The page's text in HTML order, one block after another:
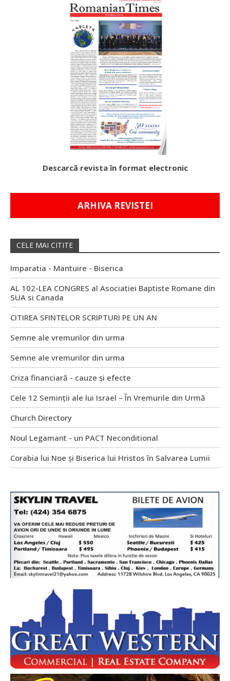
Descarcă revista în format electronic
ARHIVA REVISTEI
CELE MAI CITITE
Imparatia - Mantuire - Biserica
AL 102-LEA CONGRES al Asociatiei Baptiste Romane din
SUA si Canada
CITIREA SFINTELOR SCRIPTURI PE UN AN
Semne ale vremurilor din urma
Semne ale vremurilor din urma
Criza financiară - cauze și efecte
Cele 12 Seminții ale lui Israel – În Vremurile din Urmă
Church Directory
Noul Legamant - un PACT Neconditional
Corabia lui Noe și Biserica lui Hristos în Salvarea Lumii